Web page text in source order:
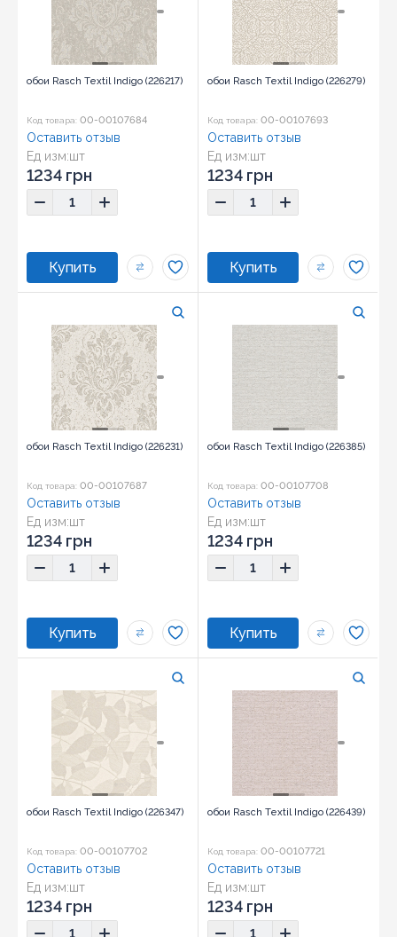
обои Rasch Textil Indigo (226217)
Код товара: 00-00107684
Ед изм:шт
Оставить отзыв
1234 грн
обои Rasch Textil Indigo (226279)
Код товара: 00-00107693
Ед изм:шт
Оставить отзыв
1234 грн
обои Rasch Textil Indigo (226231)
Код товара: 00-00107687
Ед изм:шт
Оставить отзыв
1234 грн
обои Rasch Textil Indigo (226385)
Код товара: 00-00107708
Ед изм:шт
Оставить отзыв
1234 грн
обои Rasch Textil Indigo (226347)
Код товара: 00-00107702
Ед изм:шт
Оставить отзыв
1234 грн
обои Rasch Textil Indigo (226439)
Код товара: 00-00107721
Ед изм:шт
Оставить отзыв
1234 грн